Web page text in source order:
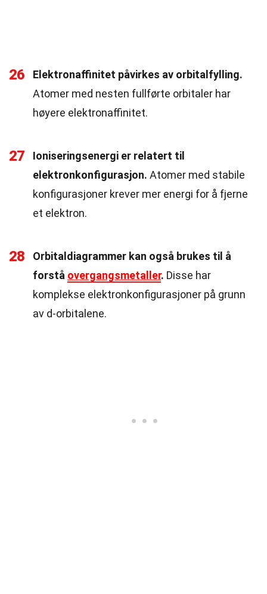
26
Elektronaffinitet påvirkes av orbitalfylling.
Atomer med nesten fullførte orbitaler har
høyere elektronaffinitet.
27
Ioniseringsenergi er relatert til
elektronkonfigurasjon. Atomer med stabile
konfigurasjoner krever mer energi for å fjerne
et elektron.
28
Orbitaldiagrammer kan også brukes til å
forstå overgangsmetaller. Disse har
komplekse elektronkonfigurasjoner på grunn
av d-orbitalene.